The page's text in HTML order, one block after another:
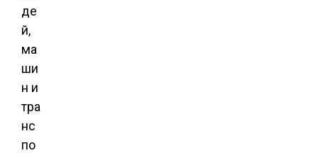
де
й,
ма
ши
н и
тра
нс
по